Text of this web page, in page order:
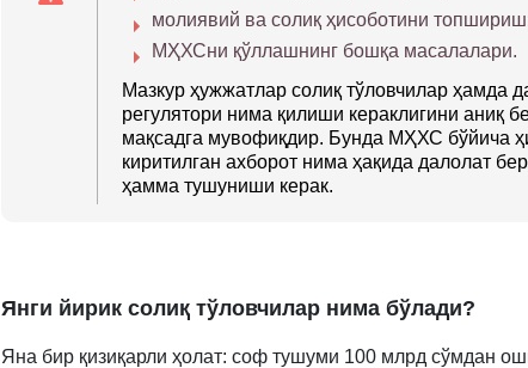
молиявий ва солиқ ҳисоботини
МҲХСни қўллашнинг бошқа масалалари.
Мазкур ҳужжатлар солиқ тўловчилар ҳамда
регулятори нима қилиши кераклигини аниқ
мақсадга мувофиқдир. Бунда МҲХС бўйича
киритилган ахборот нима ҳақида далолат
ҳамма тушуниши керак.
Янги йирик солиқ тўловчилар нима бўлади?
Яна бир қизиқарли ҳолат: соф тушуми 100 млрд сўмдан